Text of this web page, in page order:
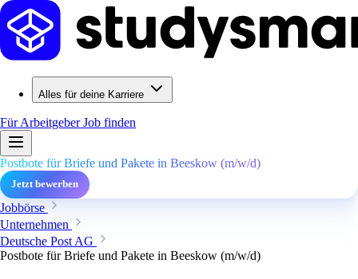
Alles für deine Karriere
Für ArbeitgeberJob finden
Postbote für Briefe und Pakete in Beeskow (m/w/d)
Jetzt bewerben
Jobbörse
Unternehmen
Deutsche Post AG
Postbote für Briefe und Pakete in Beeskow (m/w/d)